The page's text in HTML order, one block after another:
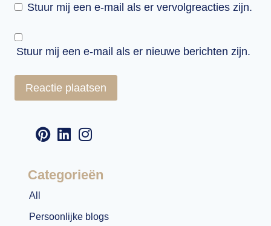
Stuur mij een e-mail als er vervolgreacties zijn.
Stuur mij een e-mail als er nieuwe berichten zijn.
Categorieën
All
Persoonlijke blogs